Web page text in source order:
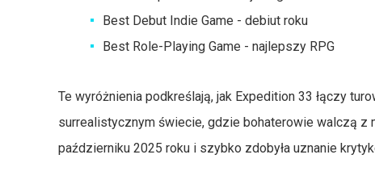
Best Debut Indie Game - debiut roku
Best Role-Playing Game - najlepszy RPG
Te wyróżnienia podkreślają, jak Expedition 33 łączy
surrealistycznym świecie, gdzie bohaterowie walczą z
październiku 2025 roku i szybko zdobyła uznanie